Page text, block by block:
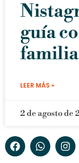
guía
LEER MÁS »
2 de agosto de